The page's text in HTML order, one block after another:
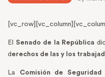
ElSenado de la República
d erechos de las y los
La Comisión de Seguridad